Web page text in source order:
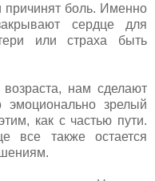
причинят боль. Именно
сердце для
или страха быть
нам сделают
эмоционально зрелый
как с частью пути.
все также остается